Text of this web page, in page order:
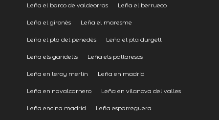
Leña el barco de valdeorras Leña el berrueco
Leña el gironès Leña el maresme
Leña el pla del penedès Leña el pla durgell
Leña els garidells Leña els pallaresos
Leña en leroy merlin Leña en madrid
Leña en navalcarnero Leña en vilanova del valles
Leña encina madrid Leña esparreguera